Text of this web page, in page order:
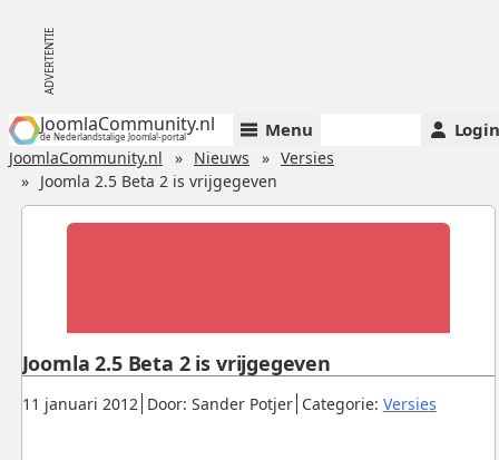
JoomlaCommunity.nl
de Nederlandstalige Joomla!-portal Menu Login
JoomlaCommunity.nl Nieuws
Versies
Joomla 2.5 Beta 2 is vrijgegeven
Gepubliceerd:
11 januari 2012. Door: Sander Potjer. Categorie: Versies.
Joomla 2.5 Beta 2 is vrijgegeven